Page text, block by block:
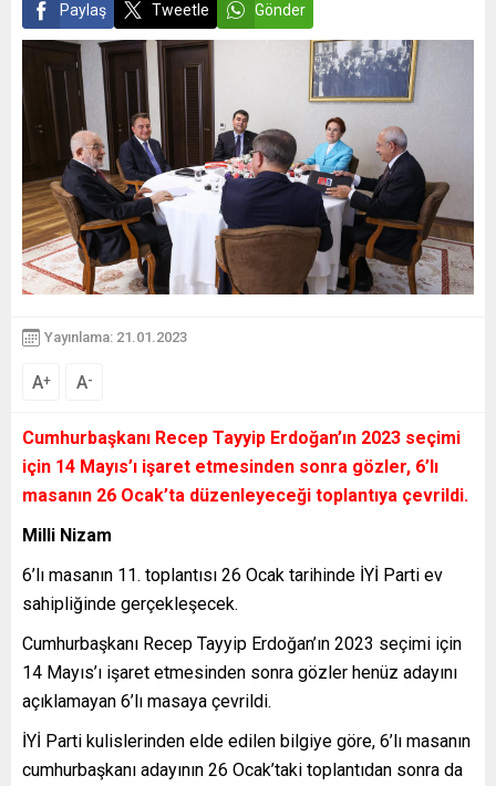
Paylaş Tweetle Gönder
Yayınlama: 21.01.2023
A+ A-
Cumhurbaşkanı Recep Tayyip Erdoğan’ın 2023 seçimi
için 14 Mayıs’ı işaret etmesinden sonra gözler, 6’lı
masanın 26 Ocak’ta düzenleyeceği toplantıya çevrildi.
Milli Nizam
6’lı masanın 11. toplantısı 26 Ocak tarihinde İYİ Parti ev
sahipliğinde gerçekleşecek.
Cumhurbaşkanı Recep Tayyip Erdoğan’ın 2023 seçimi için
14 Mayıs’ı işaret etmesinden sonra gözler henüz adayını
açıklamayan 6’lı masaya çevrildi.
İYİ Parti kulislerinden elde edilen bilgiye göre, 6’lı masanın
cumhurbaşkanı adayının 26 Ocak’taki toplantıdan sonra da